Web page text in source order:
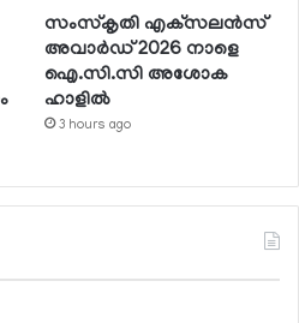
സംസ്‌കൃതി എക്‌സലന്‍സ്
അവാര്‍ഡ് 2026 നാളെ
ഐ.സി.സി അശോക
ഹാളില്‍
3 hours ago